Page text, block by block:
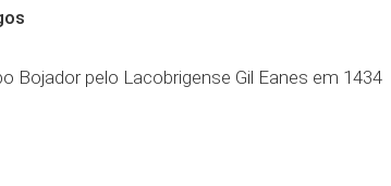
Bojador pelo Lacobrigense Gil Eanes em 1434